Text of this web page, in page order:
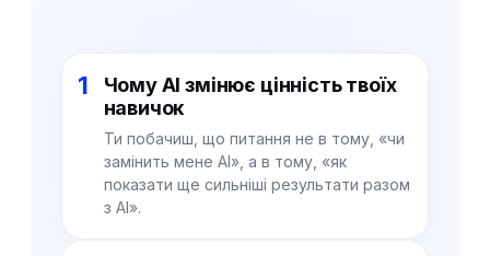
1
Чому AI змінює цінність твоїх
навичок
Ти побачиш, що питання не в тому, «чи
замінить мене AI», а в тому, «як
показати ще сильніші результати разом
з AI».